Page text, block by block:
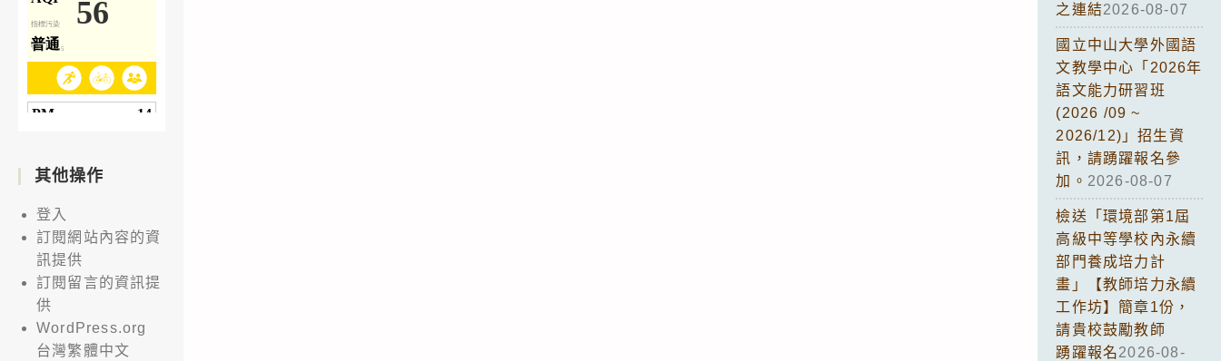
其他操作
登入
訂閱網站內容的資
訊提供
訂閱留言的資訊提
供
WordPress.org
台灣繁體中文
之連結2026-08-07
國立中山大學外國語
文教學中心「2026年
語文能力研習班
(2026 /09 ~
2026/12)」招生資
訊，請踴躍報名參
加。 2026-08-07
檢送「環境部第1屆
高級中等學校內永續
部門養成培力計
畫」【教師培力永續
工作坊】簡章1份，
請貴校鼓勵教師
踴躍報名2026-08-